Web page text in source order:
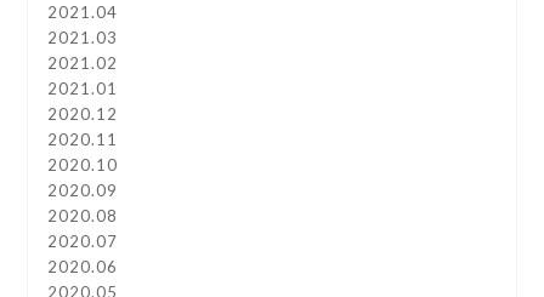
2021.04
2021.03
2021.02
2021.01
2020.12
2020.11
2020.10
2020.09
2020.08
2020.07
2020.06
2020.05